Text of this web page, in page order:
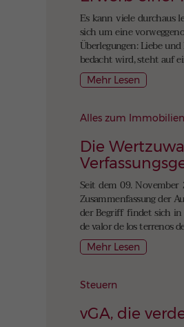
Es kann viele durchaus
sich um eine
Überlegungen: Liebe
bedacht wird, steht auf
Mehr Lesen
Alles zum
Die
Seit dem 09. November
Zusammenfassung der
der Begriff findet sich in
de valor de los terrenos
Mehr Lesen
Steuern
vGA, die